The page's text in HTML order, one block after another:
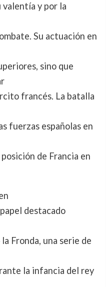
valentía y por la
Su actuación en
sino que
francés. La batalla
fuerzas españolas en
de Francia en
destacado
Fronda, una serie de
la infancia del rey